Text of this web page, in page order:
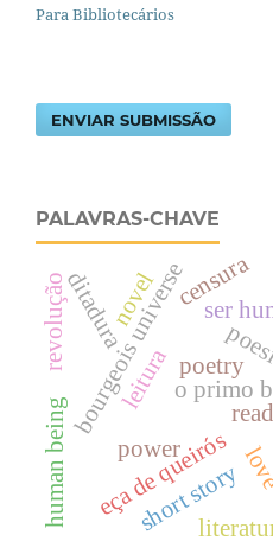
Para Bibliotecários
ENVIAR SUBMISSÃO
PALAVRAS-CHAVE
eça de queirós
leitura o primo
bourgeois universe
power
ser
human being
poetry
short story
ditadura censura
revolução novel